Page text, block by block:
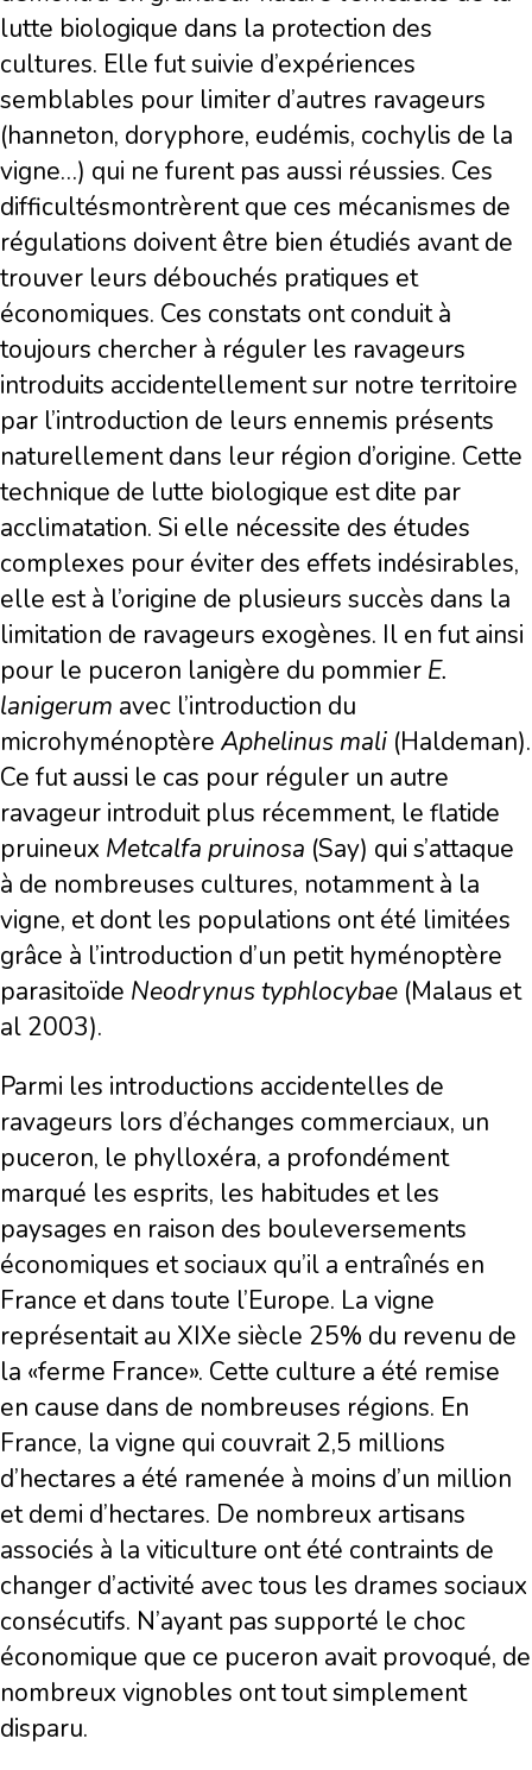
lutte biologique dans la protection des
cultures. Elle fut suivie d’expériences
semblables pour limiter d’autres ravageurs
(hanneton, doryphore, eudémis, cochylis de la
vigne…) qui ne furent pas aussi réussies. Ces
difficultésmontrèrent que ces mécanismes de
régulations doivent être bien étudiés avant de
trouver leurs débouchés pratiques et
économiques. Ces constats ont conduit à
toujours chercher à réguler les ravageurs
introduits accidentellement sur notre territoire
par l’introduction de leurs ennemis présents
naturellement dans leur région d’origine. Cette
technique de lutte biologique est dite par
acclimatation. Si elle nécessite des études
complexes pour éviter des effets indésirables,
elle est à l’origine de plusieurs succès dans la
limitation de ravageurs exogènes. Il en fut ainsi
pour le puceron lanigère du pommier E.
lanigerum avec l’introduction du
microhyménoptère Aphelinus mali (Haldeman).
Ce fut aussi le cas pour réguler un autre
ravageur introduit plus récemment, le flatide
pruineux Metcalfa pruinosa (Say) qui s’attaque
à de nombreuses cultures, notamment à la
vigne, et dont les populations ont été limitées
grâce à l’introduction d’un petit hyménoptère
parasitoïde Neodrynus typhlocybae (Malaus et
al 2003).
Parmi les introductions accidentelles de
ravageurs lors d’échanges commerciaux, un
puceron, le phylloxéra, a profondément
marqué les esprits, les habitudes et les
paysages en raison des bouleversements
économiques et sociaux qu’il a entraînés en
France et dans toute l’Europe. La vigne
représentait au XIXe siècle 25% du revenu de
la «ferme France». Cette culture a été remise
en cause dans de nombreuses régions. En
France, la vigne qui couvrait 2,5 millions
d’hectares a été ramenée à moins d’un million
et demi d’hectares. De nombreux artisans
associés à la viticulture ont été contraints de
changer d’activité avec tous les drames sociaux
consécutifs. N’ayant pas supporté le choc
économique que ce puceron avait provoqué, de
nombreux vignobles ont tout simplement
disparu.